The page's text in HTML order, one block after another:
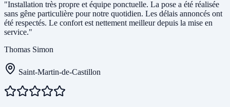
"Installation très propre et équipe ponctuelle. La pose a été réalisée
sans gêne particulière pour notre quotidien. Les délais annoncés ont
été respectés. Le confort est nettement meilleur depuis la mise en
service."
Thomas Simon
Saint-Martin-de-Castillon